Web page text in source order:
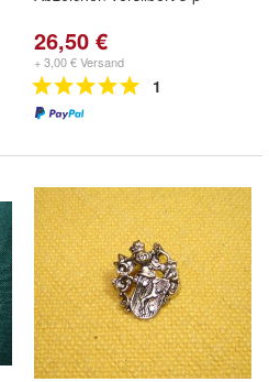
26,50 €
+ 3,00 € Versand
1